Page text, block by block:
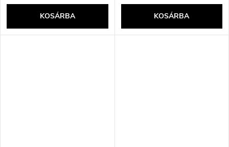
KOSÁRBA KOSÁRBA